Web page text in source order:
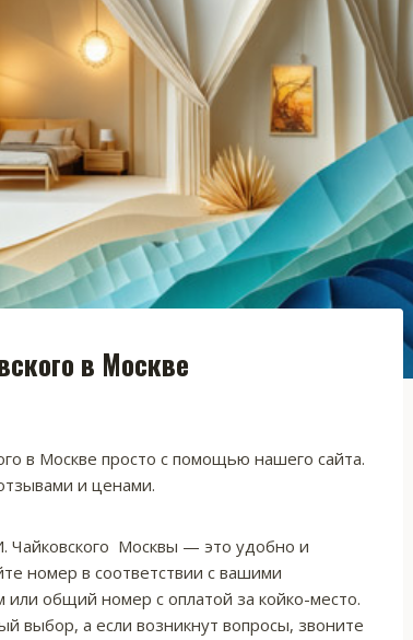
в Москве
в Москве просто с помощью нашего сайта.
и ценами.
Чайковского Москвы — это удобно и
номер в соответствии с вашими
общий номер с оплатой за койко-место.
выбор, а если возникнут вопросы, звоните